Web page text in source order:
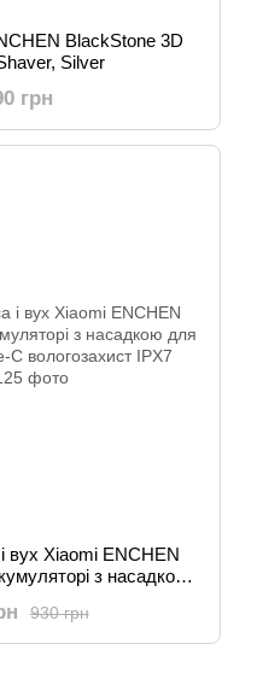
BlackStone 3D
Silver
грн
вух Xiaomi ENCHEN
з насадкою
930 грн